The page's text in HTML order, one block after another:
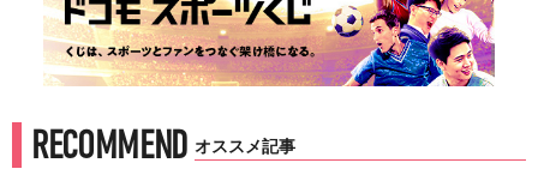
RECOMMEND オススメ記事